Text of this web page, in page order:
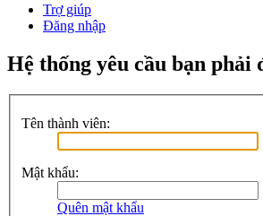
Trợ giúp
Đăng nhập
Hệ thống yêu cầu bạn phải
Tên thành viên:
Mật khẩu:
Quên mật khẩu